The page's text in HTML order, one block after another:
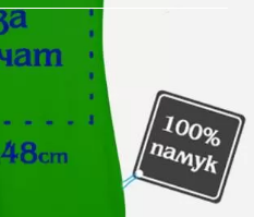
Блог
Shutterstock изображение
безплатно*